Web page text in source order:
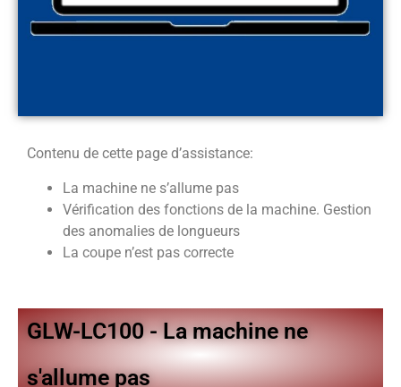
Contenu de cette page d’assistance:
La machine ne s’allume pas
Vérification des fonctions de la machine. Gestion
des anomalies de longueurs
La coupe n’est pas correcte
GLW-LC100 - La machine ne
s'allume pas